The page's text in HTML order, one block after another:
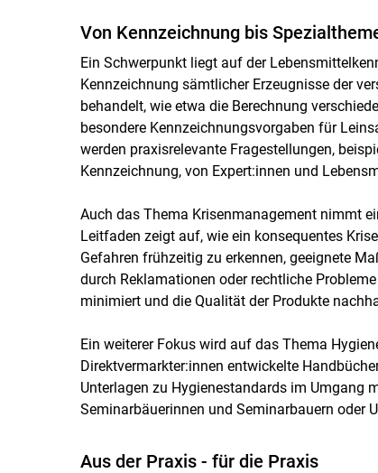
Von Kennzeichnung bis
Ein Schwerpunkt liegt auf der
Kennzeichnung sämtlicher Erzeugnisse der
behandelt, wie etwa die Berechnung
besondere Kennzeichnungsvorgaben für
werden praxisrelevante Fragestellungen,
Kennzeichnung, von Expert:innen und
Auch das Thema Krisenmanagement nimmt
Leitfaden zeigt auf, wie ein konsequentes
Gefahren frühzeitig zu erkennen, geeignete
durch Reklamationen oder rechtliche
minimiert und die Qualität der Produkte
Ein weiterer Fokus wird auf das Thema
Direktvermarkter:innen entwickelte
Unterlagen zu Hygienestandards im Umgang
Seminarbäuerinnen und Seminarbauern oder
Aus der Praxis - für die Praxis